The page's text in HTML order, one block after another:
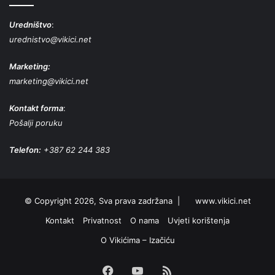
Uredništvo:
urednistvo@vikici.net
Marketing:
marketing@vikici.net
Kontakt forma:
Pošalji poruku
Telefon: +387 62 244 383
© Copyright 2026, Sva prava zadržana |
www.vikici.net
Kontakt
Privatnost O nama
Uvjeti korištenja
O Vikićima – Izačiću
FacebookYouTube